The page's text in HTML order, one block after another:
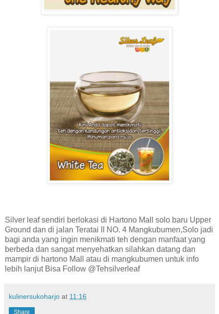
Silver leaf sendiri berlokasi di Hartono Mall solo baru Upper
Ground dan di jalan Teratai II NO. 4 Mangkubumen,Solo jadi
bagi anda yang ingin menikmati teh dengan manfaat yang
berbeda dan sangat menyehatkan silahkan datang dan
mampir di hartono Mall atau di mangkubumen untuk info
lebih lanjut Bisa Follow @Tehsilverleaf
kulinersukoharjo at 11:16
Share